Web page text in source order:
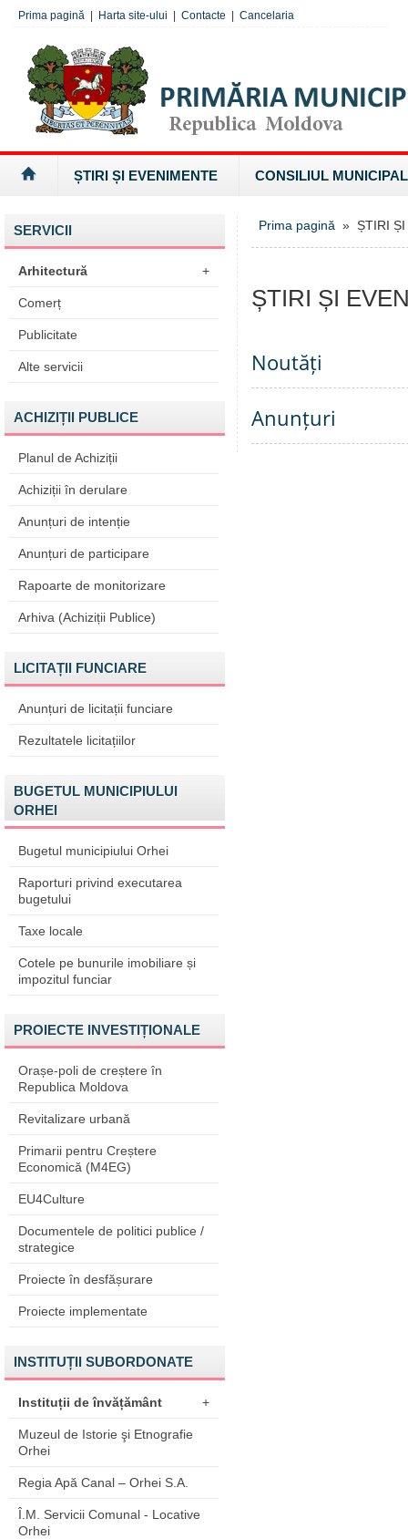
Prima pagină Harta site-ului Contacte Cancelaria
ȘTIRI ȘI EVENIMENTE CONSILIUL MUNICIPAL
SERVICII
Arhitectură +
Comerț
Publicitate
Alte servicii
ACHIZIȚII PUBLICE
Planul de Achiziții
Achiziții în derulare
Anunțuri de intenție
Anunțuri de participare
Rapoarte de monitorizare
Arhiva (Achiziții Publice)
LICITAȚII FUNCIARE
Anunțuri de licitații funciare
Rezultatele licitațiilor
BUGETUL MUNICIPIULUI
ORHEI
Bugetul municipiului Orhei
Raporturi privind executarea
bugetului
Taxe locale
Cotele pe bunurile imobiliare și
impozitul funciar
PROIECTE INVESTIȚIONALE
Orașe-poli de creștere în
Republica Moldova
Revitalizare urbană
Primarii pentru Creștere
Economică (M4EG)
EU4Culture
Documentele de politici publice /
strategice
Proiecte în desfășurare
Proiecte implementate
INSTITUȚII SUBORDONATE
Instituții de învățământ +
Muzeul de Istorie şi Etnografie
Orhei
Regia Apă Canal – Orhei S.A.
Î.M. Servicii Comunal - Locative
Orhei
Prima pagină » ȘTIRI ȘI
ȘTIRI ȘI
Noutăți
Anunțuri